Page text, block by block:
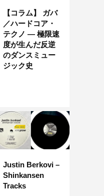
【コラム】 ガバ
／ハードコア・
テクノ ― 極限速
度が生んだ反逆
のダンスミュー
ジック史
Justin Berkovi –
Shinkansen
Tracks